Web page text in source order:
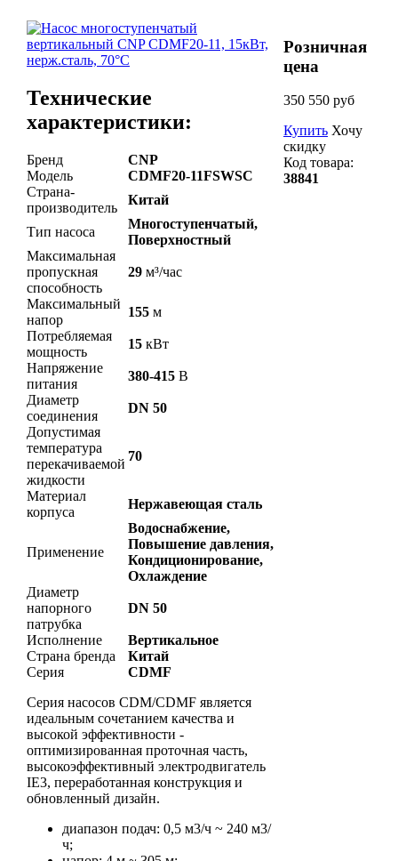
Технические
характеристики:
Бренд
CNP
Модель
CDMF20-11FSWSC
Страна-
производитель
Китай
Тип насоса
Многоступенчатый,
Поверхностный
Максимальная
пропускная
способность
29 м³/час
Максимальный
напор
155 м
Потребляемая
мощность
15 кВт
Напряжение
питания
380-415 В
Диаметр
соединения
DN 50
Допустимая
температура
перекачиваемой
жидкости
70
Материал
корпуса
Нержавеющая сталь
Применение
Водоснабжение,
Повышение давления,
Кондиционирование,
Охлаждение
Диаметр
напорного
патрубка
DN 50
Исполнение
Вертикальное
Страна бренда
Китай
Серия
CDMF
Серия насосов CDM/CDMF является
идеальным сочетанием качества и
высокой эффективности -
оптимизированная проточная часть,
высокоэффективный электродвигатель
IE3, переработанная конструкция и
обновленный дизайн.
диапазон подач: 0,5 м3/ч ~ 240 м3/
ч;
Розничная
цена
350 550 руб
Купить Хочу
скидку
Код товара:
38841